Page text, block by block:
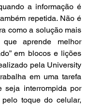
a informação é
repetida. Não é
como a solução mais
aprende melhor
em blocos e lições
pela University
em uma tarefa
seja interrompida por
toque do celular,